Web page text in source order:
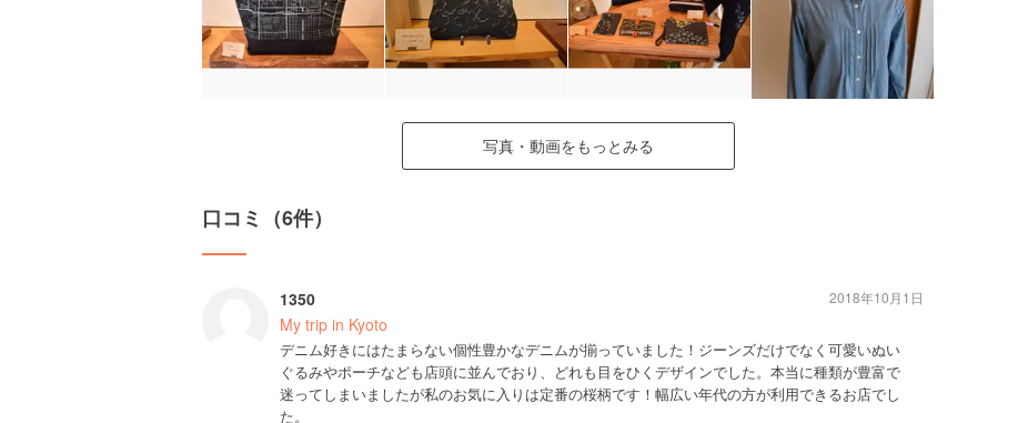
写真・動画をもっとみる
口コミ（6件）
1350
My trip in Kyoto
デニム好きにはたまらない個性豊かなデニムが揃っていました！ジーンズだけでなく可愛いぬい
ぐるみやポーチなども店頭に並んでおり、どれも目をひくデザインでした。本当に種類が豊富で
迷ってしまいましたが私のお気に入りは定番の桜柄です！幅広い年代の方が利用できるお店でし
た。
2018年10月1日